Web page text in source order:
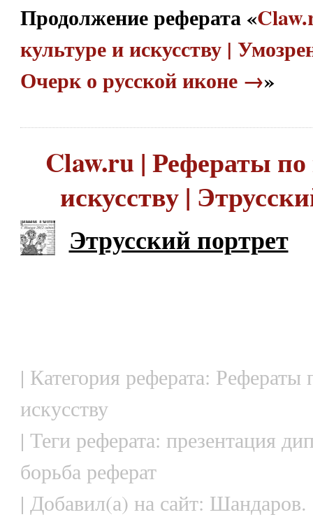
Продолжение реферата «
культуре и искусству |
Очерк о русской иконе →»
Claw.ru | Рефераты по
искусству |
Этрусский портрет
| Категория реферата: Рефераты
искусству
| Теги реферата: презентация
борьба реферат
| Добавил(а) на сайт: Шандаров.